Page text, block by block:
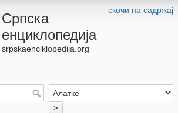
скочи на садржај
Српска
енциклопедија
srpskaenciklopedija.org
>